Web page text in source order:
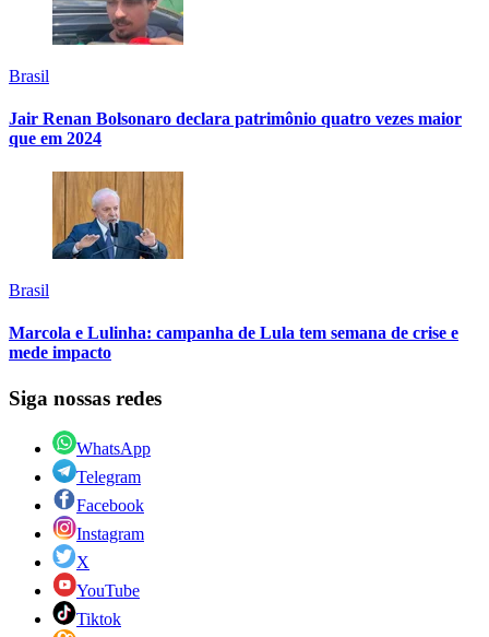
Brasil
Jair Renan Bolsonaro declara patrimônio quatro vezes maior
que em 2024
Brasil
Marcola e Lulinha: campanha de Lula tem semana de crise e
mede impacto
Siga nossas redes
WhatsApp
Telegram
Facebook
Instagram
X
YouTube
Tiktok